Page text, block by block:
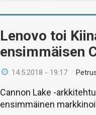
Lenovo toi
ensimmäisen
14.5.2018 - 19:17 /
Cannon Lake -
ensimmäinen